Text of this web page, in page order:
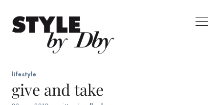
lifestyle
give and take